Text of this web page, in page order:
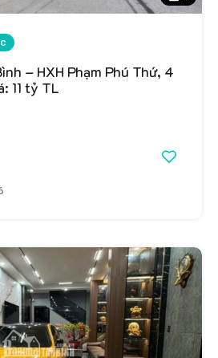
– HXH Phạm Phú Thứ, 4
11 tỷ TL